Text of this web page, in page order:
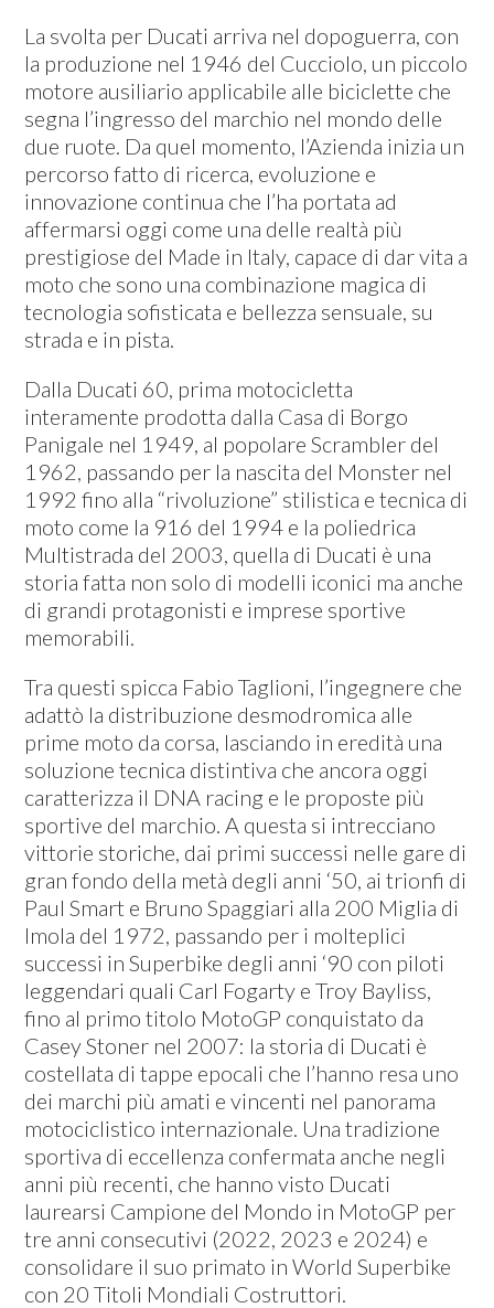
La svolta per Ducati arriva nel dopoguerra, con
la produzione nel 1946 del Cucciolo, un piccolo
motore ausiliario applicabile alle biciclette che
segna l’ingresso del marchio nel mondo delle
due ruote. Da quel momento, l’Azienda inizia un
percorso fatto di ricerca, evoluzione e
innovazione continua che l’ha portata ad
affermarsi oggi come una delle realtà più
prestigiose del Made in Italy, capace di dar vita a
moto che sono una combinazione magica di
tecnologia sofisticata e bellezza sensuale, su
strada e in pista.
Dalla Ducati 60, prima motocicletta
interamente prodotta dalla Casa di Borgo
Panigale nel 1949, al popolare Scrambler del
1962, passando per la nascita del Monster nel
1992 fino alla “rivoluzione” stilistica e tecnica di
moto come la 916 del 1994 e la poliedrica
Multistrada del 2003, quella di Ducati è una
storia fatta non solo di modelli iconici ma anche
di grandi protagonisti e imprese sportive
memorabili.
Tra questi spicca Fabio Taglioni, l’ingegnere che
adattò la distribuzione desmodromica alle
prime moto da corsa, lasciando in eredità una
soluzione tecnica distintiva che ancora oggi
caratterizza il DNA racing e le proposte più
sportive del marchio. A questa si intrecciano
vittorie storiche, dai primi successi nelle gare di
gran fondo della metà degli anni ‘50, ai trionfi di
Paul Smart e Bruno Spaggiari alla 200 Miglia di
Imola del 1972, passando per i molteplici
successi in Superbike degli anni ‘90 con piloti
leggendari quali Carl Fogarty e Troy Bayliss,
fino al primo titolo MotoGP conquistato da
Casey Stoner nel 2007: la storia di Ducati è
costellata di tappe epocali che l’hanno resa uno
dei marchi più amati e vincenti nel panorama
motociclistico internazionale. Una tradizione
sportiva di eccellenza confermata anche negli
anni più recenti, che hanno visto Ducati
laurearsi Campione del Mondo in MotoGP per
tre anni consecutivi (2022, 2023 e 2024) e
consolidare il suo primato in World Superbike
con 20 Titoli Mondiali Costruttori.